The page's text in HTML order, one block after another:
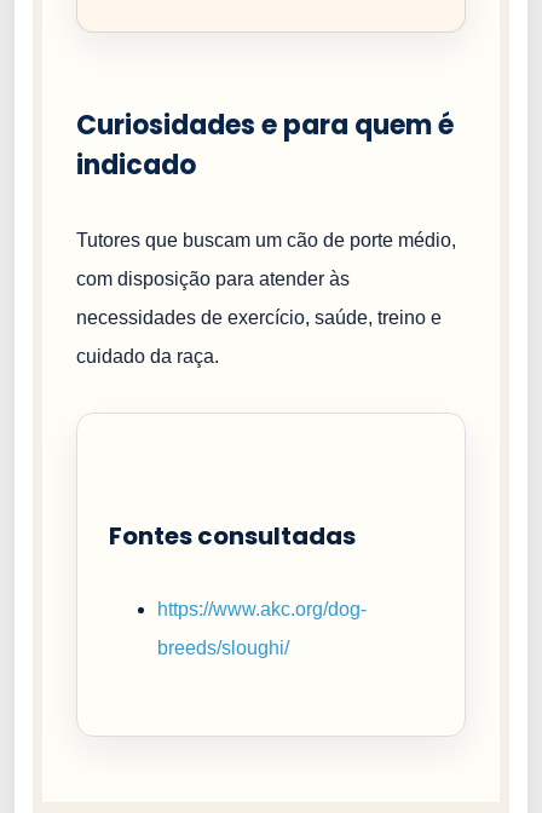
Curiosidades e para quem é
indicado
Tutores que buscam um cão de porte médio,
com disposição para atender às
necessidades de exercício, saúde, treino e
cuidado da raça.
Fontes consultadas
https://www.akc.org/dog-
breeds/sloughi/